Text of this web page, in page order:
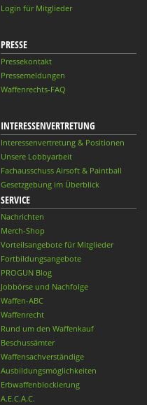
Login für Mitglieder
PRESSE
Pressekontakt
Pressemeldungen
Waffenrechts-FAQ
INTERESSENVERTRETUNG
Interessenvertretung & Positionen
Unsere Lobbyarbeit
Fachausschuss Airsoft & Paintball
Gesetzgebung im Überblick
SERVICE
Nachrichten
Merch-Shop
Vorteilsangebote für Mitglieder
Fortbildungsangebote
PROGUN Blog
Jobbörse und Nachfolge
Waffen-ABC
Waffenrecht
Rund um den Waffenkauf
Beschussämter
Waffensachverständige
Ausbildungsmöglichkeiten
Erbwaffenblockierung
A.E.C.A.C.